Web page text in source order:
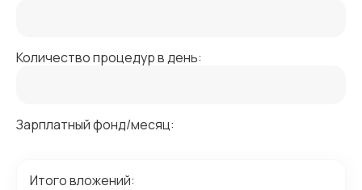
Количество процедур в день:
Зарплатный фонд/месяц:
Итого вложений: